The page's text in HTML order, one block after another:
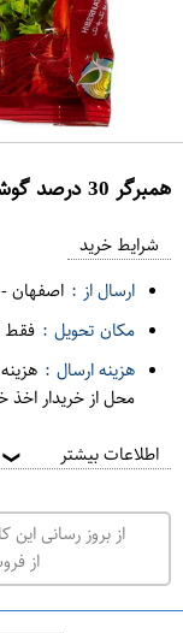
همبرگر 30 درصد گوشت 500 گرمی پمینا کاله
شرایط خرید
ارسال از : اصفهان-
مکان تحویل : فقط
هزینه ارسال :
محل از خریدار
اطلاعات بیشتر ❯
از بروز رسانی
از